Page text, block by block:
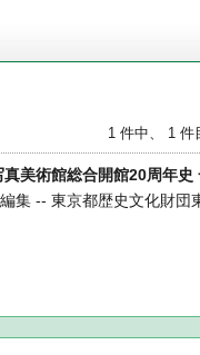
1 件中、 1 件
美術館総合開館20周年
集 -- 東京都歴史文化財